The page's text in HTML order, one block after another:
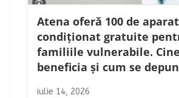
Atena oferă 100 de
condiționat gratuite
familiile vulnerabile.
beneficia și cum se
iulie 14, 2026